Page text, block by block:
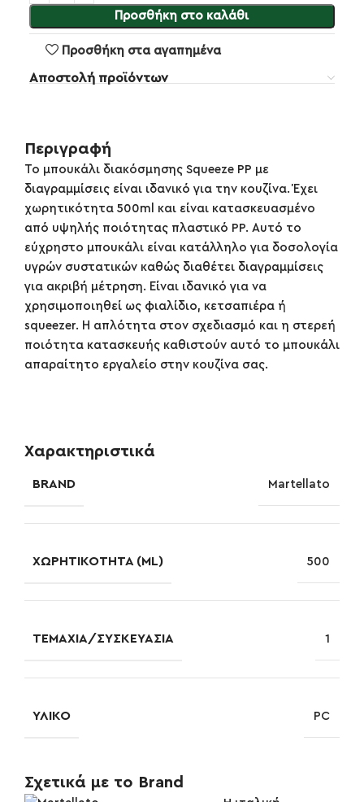
Προσθήκη στο καλάθι
Προσθήκη στα αγαπημένα
Αποστολή προϊόντων
Περιγραφή
Το μπουκάλι διακόσμησης Squeeze PP με
διαγραμμίσεις είναι ιδανικό για την κουζίνα. Έχει
χωρητικότητα 500ml και είναι κατασκευασμένο
από υψηλής ποιότητας πλαστικό PP. Αυτό το
εύχρηστο μπουκάλι είναι κατάλληλο για δοσολογία
υγρών συστατικών καθώς διαθέτει διαγραμμίσεις
για ακριβή μέτρηση. Είναι ιδανικό για να
χρησιμοποιηθεί ως φιαλίδιο, κετσαπιέρα ή
squeezer. Η απλότητα στον σχεδιασμό και η στερεή
ποιότητα κατασκευής καθιστούν αυτό το μπουκάλι
απαραίτητο εργαλείο στην κουζίνα σας.
Χαρακτηριστικά
BRAND Martellato
ΧΩΡΗΤΙΚΌΤΗΤΑ (ML) 500
ΤΕΜΆΧΙΑ/ΣΥΣΚΕΥΑΣΊΑ 1
ΥΛΙΚΌ PC
Σχετικά με το Brand